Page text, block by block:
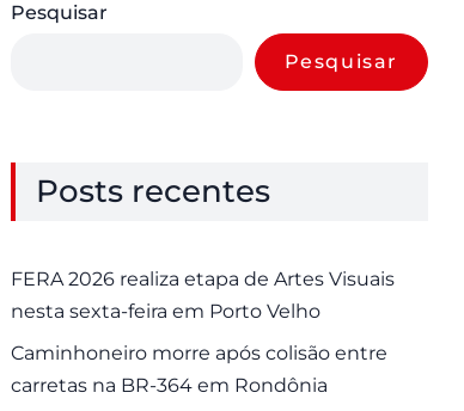
0 Comments
Pesquisar
Pesquisar
Posts recentes
FERA 2026 realiza etapa de Artes Visuais
nesta sexta-feira em Porto Velho
Caminhoneiro morre após colisão entre
carretas na BR-364 em Rondônia